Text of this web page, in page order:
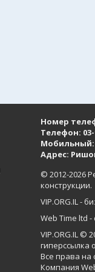
Номер
Телефон:
Мобильный:
Адрес:
© 2012-2026
конструкции.
VIP.ORG.IL -
Web Time ltd -
VIP.ORG.IL ©
гиперссылка
Все права на
Компания